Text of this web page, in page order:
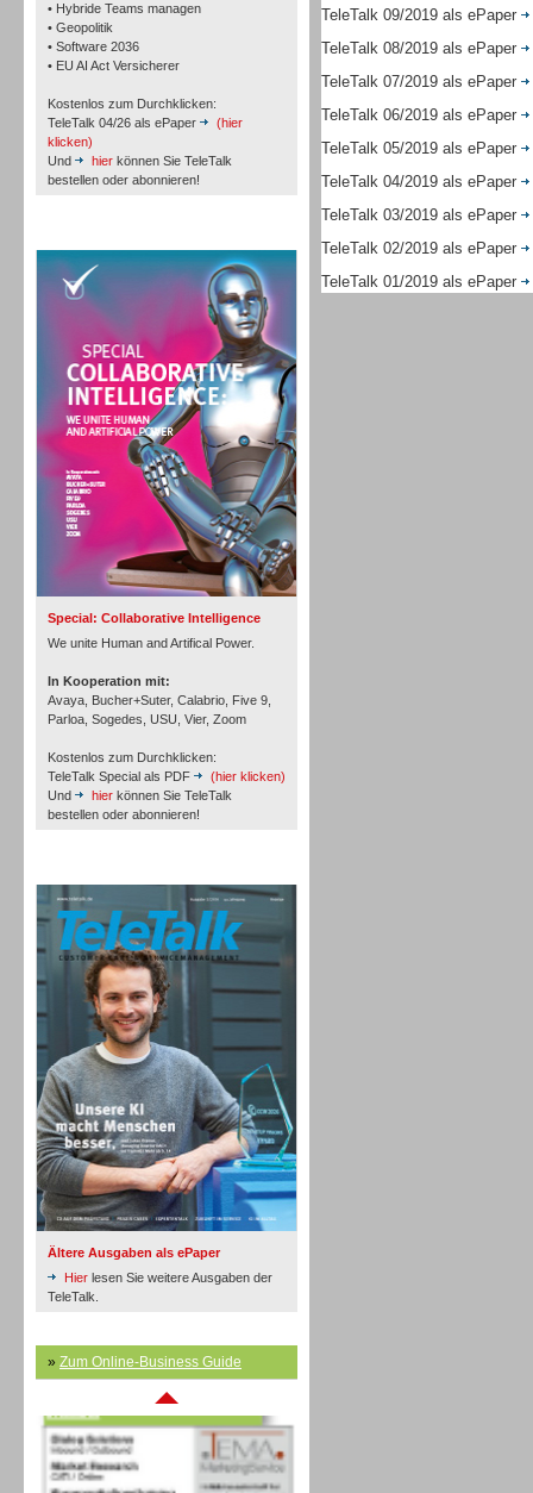
• Hybride Teams managen
• Geopolitik
• Software 2036
• EU AI Act Versicherer
Kostenlos zum Durchklicken:
TeleTalk 04/26 als ePaper
(hier
klicken)
Und
hier können Sie TeleTalk
bestellen oder abonnieren!
Special: Collaborative Intelligence
We unite Human and Artifical Power.
In Kooperation mit:
Avaya, Bucher+Suter, Calabrio, Five 9,
Parloa, Sogedes, USU, Vier, Zoom
Kostenlos zum Durchklicken:
TeleTalk Special als PDF
(hier klicken)
Und
hier können Sie TeleTalk
bestellen oder abonnieren!
Ältere Ausgaben als ePaper
Hier lesen Sie weitere Ausgaben der
TeleTalk.
» Zum Online-Business Guide
Workforce-Management
Personal
Inbound
Inbound
Inbound
TeleTalk 09/2019 als ePaper
TeleTalk 08/2019 als ePaper
TeleTalk 07/2019 als ePaper
TeleTalk 06/2019 als ePaper
TeleTalk 05/2019 als ePaper
TeleTalk 04/2019 als ePaper
TeleTalk 03/2019 als ePaper
TeleTalk 02/2019 als ePaper
TeleTalk 01/2019 als ePaper